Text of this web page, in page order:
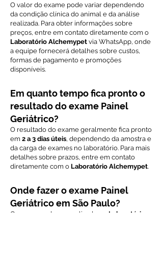
O valor do exame pode variar dependendo
da condição clínica do animal e da análise
realizada. Para obter informações sobre
preços, entre em contato diretamente com o
Laboratório Alchemypet via WhatsApp, onde
a equipe fornecerá detalhes sobre custos,
formas de pagamento e promoções
disponíveis.
Em quanto tempo fica pronto o
resultado do exame Painel
Geriátrico?
O resultado do exame geralmente fica pronto
em 2 a 3 dias úteis, dependendo da amostra e
da carga de exames no laboratório. Para mais
detalhes sobre prazos, entre em contato
diretamente com o Laboratório Alchemypet.
Onde fazer o exame Painel
Geriátrico em São Paulo?
O exame pode ser realizado no Laboratório